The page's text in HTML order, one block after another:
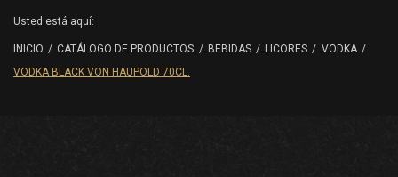
Usted está aquí:
INICIO / CATÁLOGO DE PRODUCTOS / BEBIDAS / LICORES / VODKA /
VODKA BLACK VON HAUPOLD 70CL.